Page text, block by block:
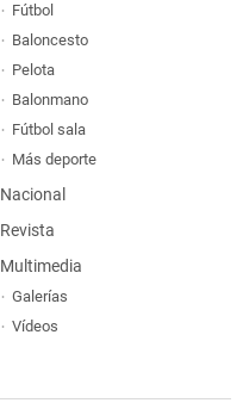
Fútbol
Baloncesto
Pelota
Balonmano
Fútbol sala
Más deporte
Nacional
Revista
Multimedia
Galerías
Vídeos